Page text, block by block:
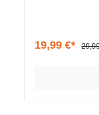
19,99 €*